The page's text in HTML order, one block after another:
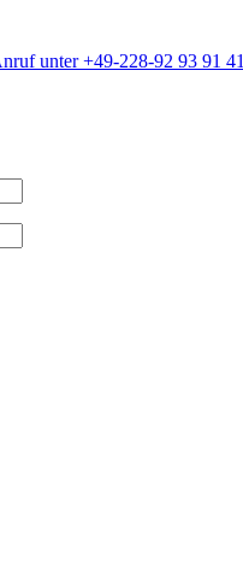
unter +49-228-92 93 91 41